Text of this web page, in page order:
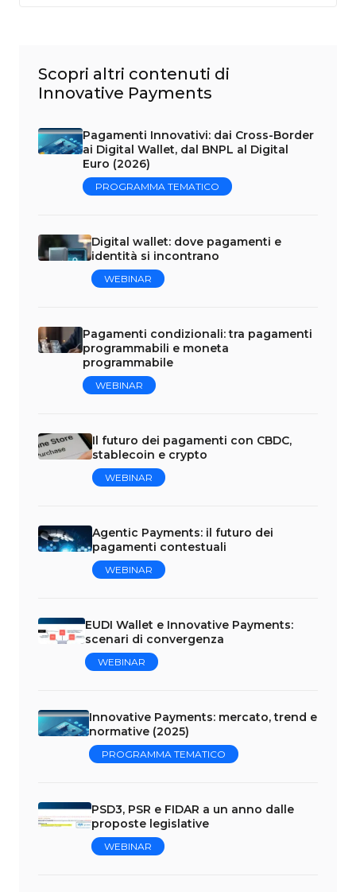
Scopri altri contenuti di
Innovative Payments
Pagamenti Innovativi: dai Cross-Border
ai Digital Wallet, dal BNPL al Digital
Euro (2026)
PROGRAMMA TEMATICO
Digital wallet: dove pagamenti e
identità si incontrano
WEBINAR
Pagamenti condizionali: tra pagamenti
programmabili e moneta
programmabile
WEBINAR
Il futuro dei pagamenti con CBDC,
stablecoin e crypto
WEBINAR
Agentic Payments: il futuro dei
pagamenti contestuali
WEBINAR
EUDI Wallet e Innovative Payments:
scenari di convergenza
WEBINAR
Innovative Payments: mercato, trend e
normative (2025)
PROGRAMMA TEMATICO
PSD3, PSR e FIDAR a un anno dalle
proposte legislative
WEBINAR